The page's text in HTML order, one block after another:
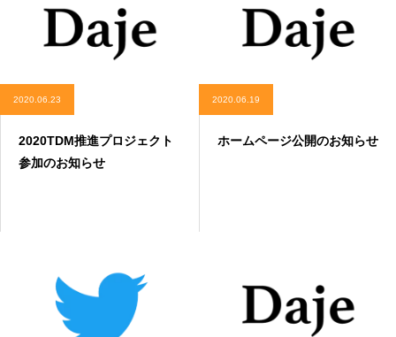
2020.06.23
2020TDM推進プロジェクト
参加のお知らせ
2020.06.19
ホームページ公開のお知らせ